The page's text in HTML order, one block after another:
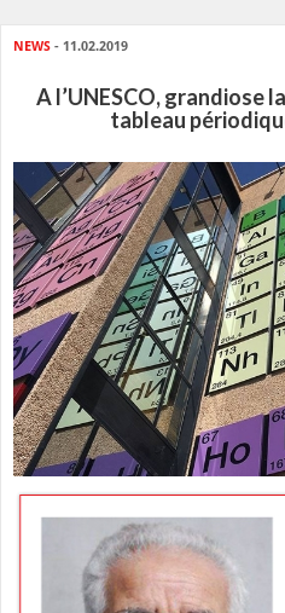
NEWS - 11.02.2019
A l’UNESCO, grandiose
tableau